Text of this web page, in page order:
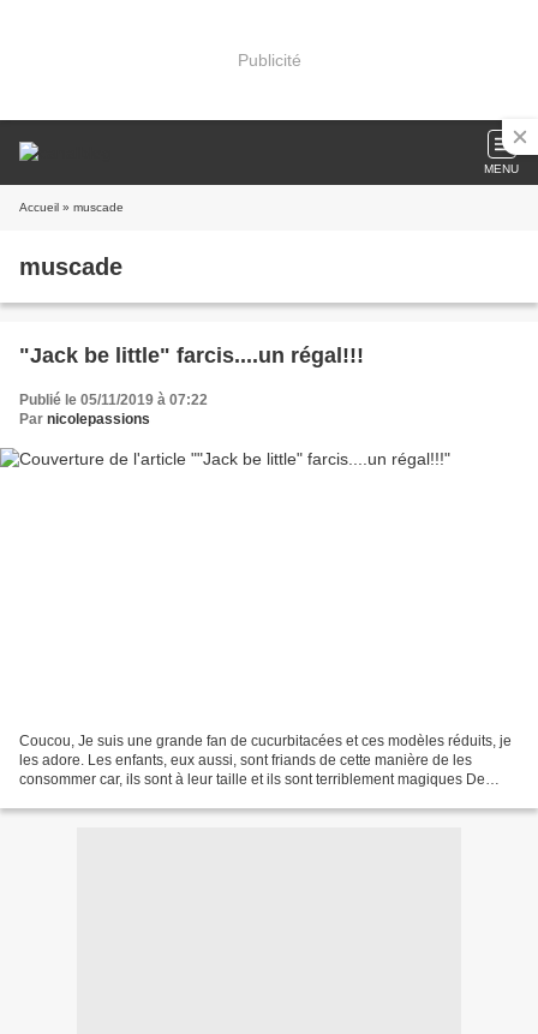
Publicité
MENU
Accueil » muscade
muscade
"Jack be little" farcis....un régal!!!
Publié le 05/11/2019 à 07:22
Par nicolepassions
Coucou, Je suis une grande fan de cucurbitacées et ces modèles réduits, je
les adore. Les enfants, eux aussi, sont friands de cette manière de les
consommer car, ils sont à leur taille et ils sont terriblement magiques De